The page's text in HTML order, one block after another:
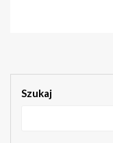
Szukaj